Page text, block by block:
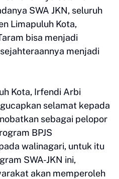
SWA JKN, seluruh
Limapuluh Kota,
bisa menjadi
menjadi
Kota, Irfendi Arbi
selamat kepada
sebagai pelopor
BPJS
walinagari, untuk itu
SWA-JKN ini,
akan memperoleh